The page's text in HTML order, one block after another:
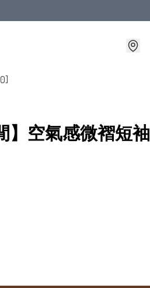
】空氣感微褶短袖